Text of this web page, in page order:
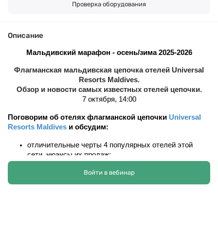
Проверка оборудования
Описание
Мальдивский марафон - осень/зима 2025-2026
Флагманская мальдивская цепочка отелей Universal
Resorts Maldives.
Обзор и новости самых известных отелей цепочки.
7 октября, 14:00
Поговорим об отелях флагманской цепочки Universal
Resorts Maldives и обсудим:
отличительные черты 4 популярных отелей этой
сети, нюансы их продаж;
году, и самые свежие новости;
действующие специальные предложения и условия
Войти в вебинар